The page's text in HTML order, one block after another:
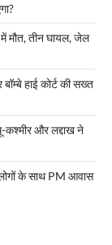
मौत, तीन घायल, जेल
हाई कोर्ट की सख्त
और लद्दाख ने
के साथ PM आवास